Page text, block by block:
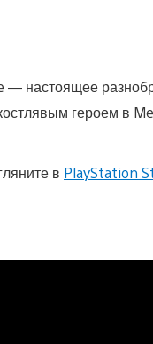
настоящее
героем в
в PlayStation